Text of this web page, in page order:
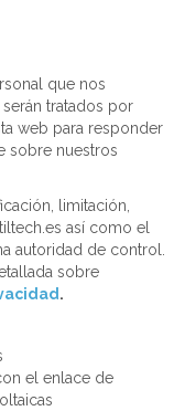
que nos
tratados por
web para responder
sobre nuestros
limitación,
así como el
autoridad de control.
sobre
.
el enlace de